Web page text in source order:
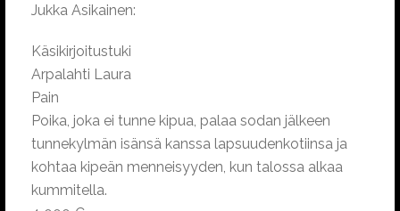
Jukka Asikainen:
Käsikirjoitustuki
Arpalahti Laura
Pain
Poika, joka ei tunne kipua, palaa sodan jälkeen
tunnekylmän isänsä kanssa lapsuudenkotiinsa ja
kohtaa kipeän menneisyyden, kun talossa alkaa
kummitella.